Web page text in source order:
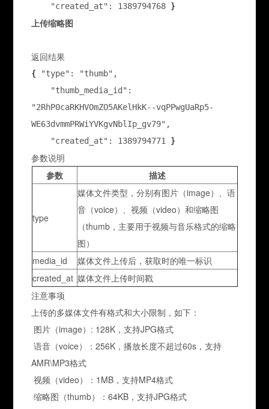
    "created_at": 1389794768
}
上传缩略图
返回结果
{ "type": "thumb",
"2RhP0caRKHVOmZO5AKelHkK--vqPPwgUaRp5-
WE63dvmmPRWiYVKgvNblIp_gv79",
    "created_at": 1389794771
}
参数说明
参数
描述
type
媒体文件类型，分别有图片（image）、语
音（voice）、视频（video）和缩略图
（thumb，主要用于视频与音乐格式的缩略
图）
media_id
媒体文件上传后，获取时的唯一标识
created_at 媒体文件上传时间戳
注意事项
上传的多媒体文件有格式和大小限制，如下：
 图片（image）: 128K，支持JPG格式
 语音（voice）：256K，播放长度不超过60s，支持
AMR\MP3格式
 视频（video）：1MB，支持MP4格式
 缩略图（thumb）：64KB，支持JPG格式